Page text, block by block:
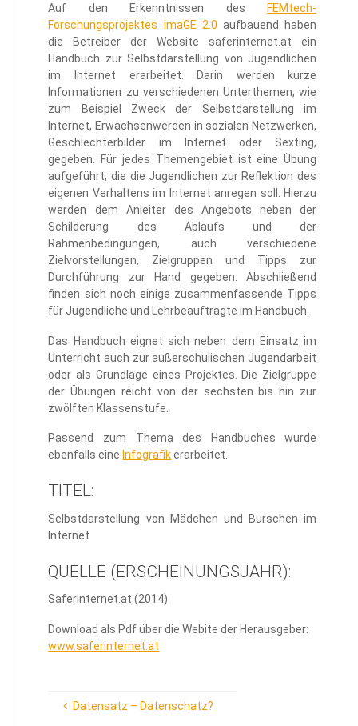
Auf den Erkenntnissen des
FEMtech-
Forschungsprojektes imaGE 2.0 aufbauend haben
die Betreiber der Website saferinternet.at ein
Handbuch zur Selbstdarstellung von Jugendlichen
im Internet erarbeitet. Darin werden kurze
Informationen zu verschiedenen Unterthemen, wie
zum Beispiel Zweck der Selbstdarstellung im
Internet, Erwachsenwerden in sozialen Netzwerken,
Geschlechterbilder im Internet oder Sexting,
gegeben. Für jedes Themengebiet ist eine Übung
aufgeführt, die die Jugendlichen zur Reflektion des
eigenen Verhaltens im Internet anregen soll. Hierzu
werden dem Anleiter des Angebots neben der
Schilderung des Ablaufs und der
Rahmenbedingungen, auch verschiedene
Zielvorstellungen, Zielgruppen und Tipps zur
Durchführung zur Hand gegeben. Abschließend
finden sich noch einige zusammenfassende Tipps
für Jugendliche und Lehrbeauftragte im Handbuch.
Das Handbuch eignet sich neben dem Einsatz im
Unterricht auch zur außerschulischen Jugendarbeit
oder als Grundlage eines Projektes. Die Zielgruppe
der Übungen reicht von der sechsten bis hin zur
zwölften Klassenstufe.
Passend zum Thema des Handbuches wurde
ebenfalls eine Infografikerarbeitet.
TITEL:
Selbstdarstellung von Mädchen und Burschen im
Internet
QUELLE (ERSCHEINUNGSJAHR):
Saferinternet.at (2014)
Download als Pdf über die Webite der Herausgeber:
www.saferinternet.at
Datensatz – Datenschatz?